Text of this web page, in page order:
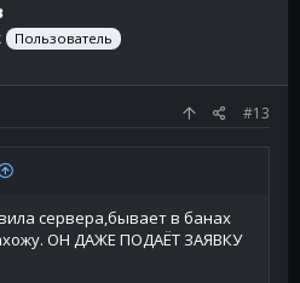
Пользователь
#13
сервера,бывает в банах
ОН ДАЖЕ ПОДАЁТ ЗАЯВКУ